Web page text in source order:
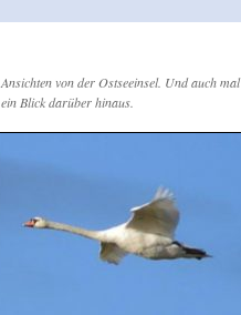
Ansichten von der Ostseeinsel. Und auch mal
ein Blick darüber hinaus.